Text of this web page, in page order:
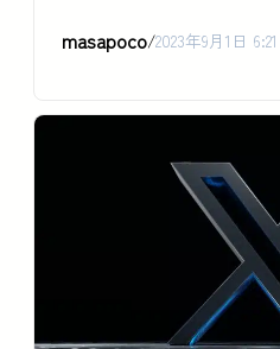
masapoco/2023年9月1日 6:21